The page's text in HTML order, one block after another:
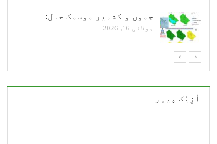
جموں و کشمیر موسمک حال:
جولائی 16, 2026
أزِیُک پیپر